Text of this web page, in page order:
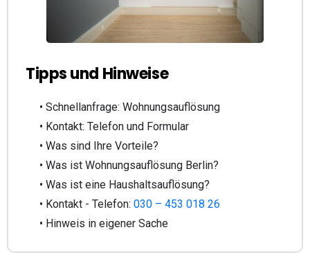
Tipps und Hinweise
• Schnellanfrage: Wohnungsauflösung
• Kontakt: Telefon und Formular
• Was sind Ihre Vorteile?
• Was ist Wohnungsauflösung Berlin?
• Was ist eine Haushaltsauflösung?
• Kontakt - Telefon: 030 – 453 018 26
• Hinweis in eigener Sache